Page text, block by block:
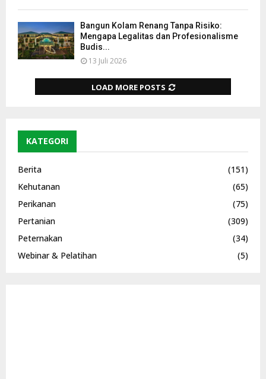
Bangun Kolam Renang Tanpa Risiko:
Mengapa Legalitas dan Profesionalisme
Budis...
13 Juli 2026
LOAD MORE POSTS
KATEGORI
Berita
(151)
Kehutanan
(65)
Perikanan
(75)
Pertanian
(309)
Peternakan
(34)
Webinar & Pelatihan
(5)